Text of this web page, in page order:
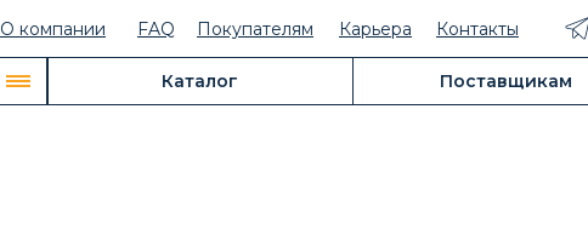
О компании Покупателям
FAQ Контакты
Каталог Поставщикам
Карьера